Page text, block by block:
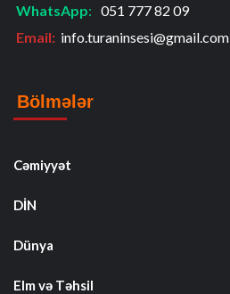
WhatsApp: 051 777 82 09
Email: info.turaninsesi@gmail.com
Bölmələr
Cəmiyyət
DİN
Dünya
Elm və Təhsil